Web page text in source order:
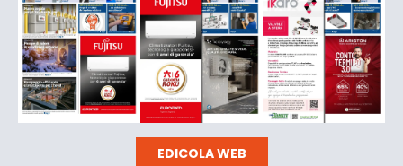
EDICOLA WEB